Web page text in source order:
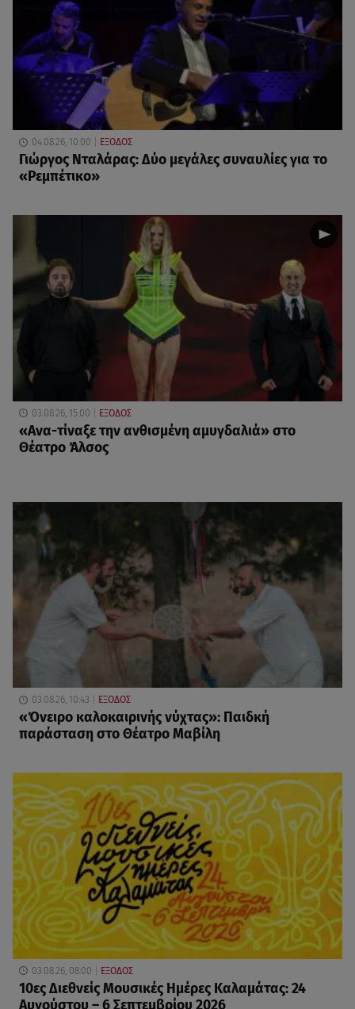
04.08.26, 10:00 ΕΞΟΔΟΣ
Γιώργος Νταλάρας: Δύο μεγάλες συναυλίες για το
«Ρεμπέτικο»
03.08.26, 15:00 ΕΞΟΔΟΣ
«Ανα-τίναξε την ανθισμένη αμυγδαλιά» στο
Θέατρο Άλσος
03.08.26, 10:43 ΕΞΟΔΟΣ
«Όνειρο καλοκαιρινής νύχτας»: Παιδκή
παράσταση στο Θέατρο Μαβίλη
03.08.26, 08:00 ΕΞΟΔΟΣ
10ες Διεθνείς Μουσικές Ημέρες Καλαμάτας: 24
Αυγούστου – 6 Σεπτεμβρίου 2026